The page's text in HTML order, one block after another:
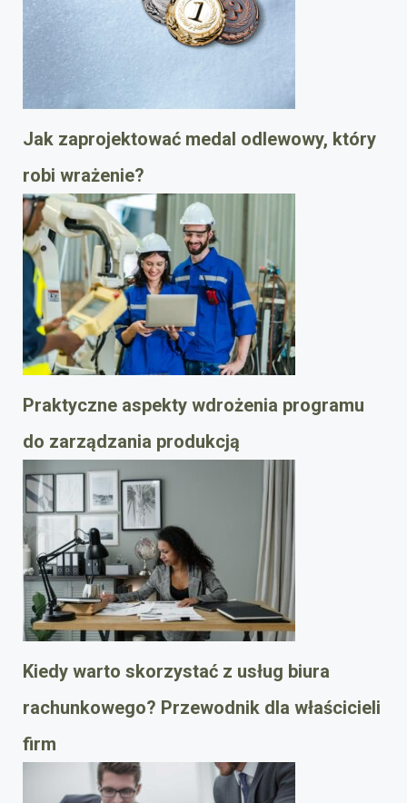
Jak zaprojektować medal odlewowy, który
robi wrażenie?
Praktyczne aspekty wdrożenia programu
do zarządzania produkcją
Kiedy warto skorzystać z usług biura
rachunkowego? Przewodnik dla właścicieli
firm